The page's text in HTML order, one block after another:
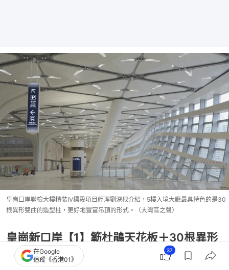
皇崗口岸聯檢大樓精裝IV標段項目經理劉深根介紹，5樓入境大廳最具特色的是30
根異形雙曲的造型柱，更好地豐富吊頂的形式。（大灣區之聲）
皇崗新口岸【1】簕杜鵑天花板＋30根異形
雙曲造型柱
在Google
追蹤《香港01》
37